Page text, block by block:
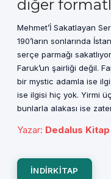
diğer
Mehmet’İ Sakatlayan
190’ların sonlarında
serçe parmağı
Faruk’un şairliği değil.
bir mystic adamla ise
ise ilgisi hiç yok. Yirmi
bunlarla alakası ise
Yazar: Dedalus Kitap
INDIRKITAP